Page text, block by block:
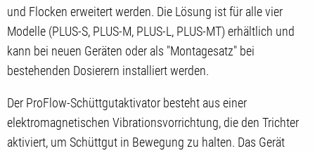
und Flocken erweitert werden. Die Lösung ist für alle vier
Modelle (PLUS-S, PLUS-M, PLUS-L, PLUS-MT) erhältlich und
kann bei neuen Geräten oder als "Montagesatz" bei
bestehenden Dosierern installiert werden.
Der ProFlow-Schüttgutaktivator besteht aus einer
elektromagnetischen Vibrationsvorrichtung, die den Trichter
aktiviert, um Schüttgut in Bewegung zu halten. Das Gerät